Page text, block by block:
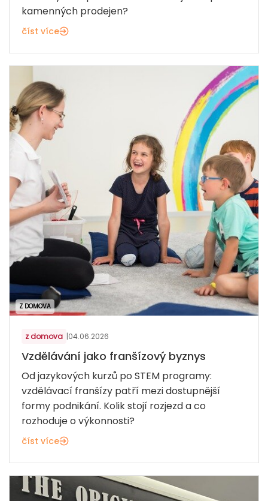
kamenných prodejen?
číst více
Z DOMOVA
z domova |04.06.2026
Vzdělávání jako franšízový byznys
Od jazykových kurzů po STEM programy:
vzdělávací franšízy patří mezi dostupnější
formy podnikání. Kolik stojí rozjezd a co
rozhoduje o výkonnosti?
číst více